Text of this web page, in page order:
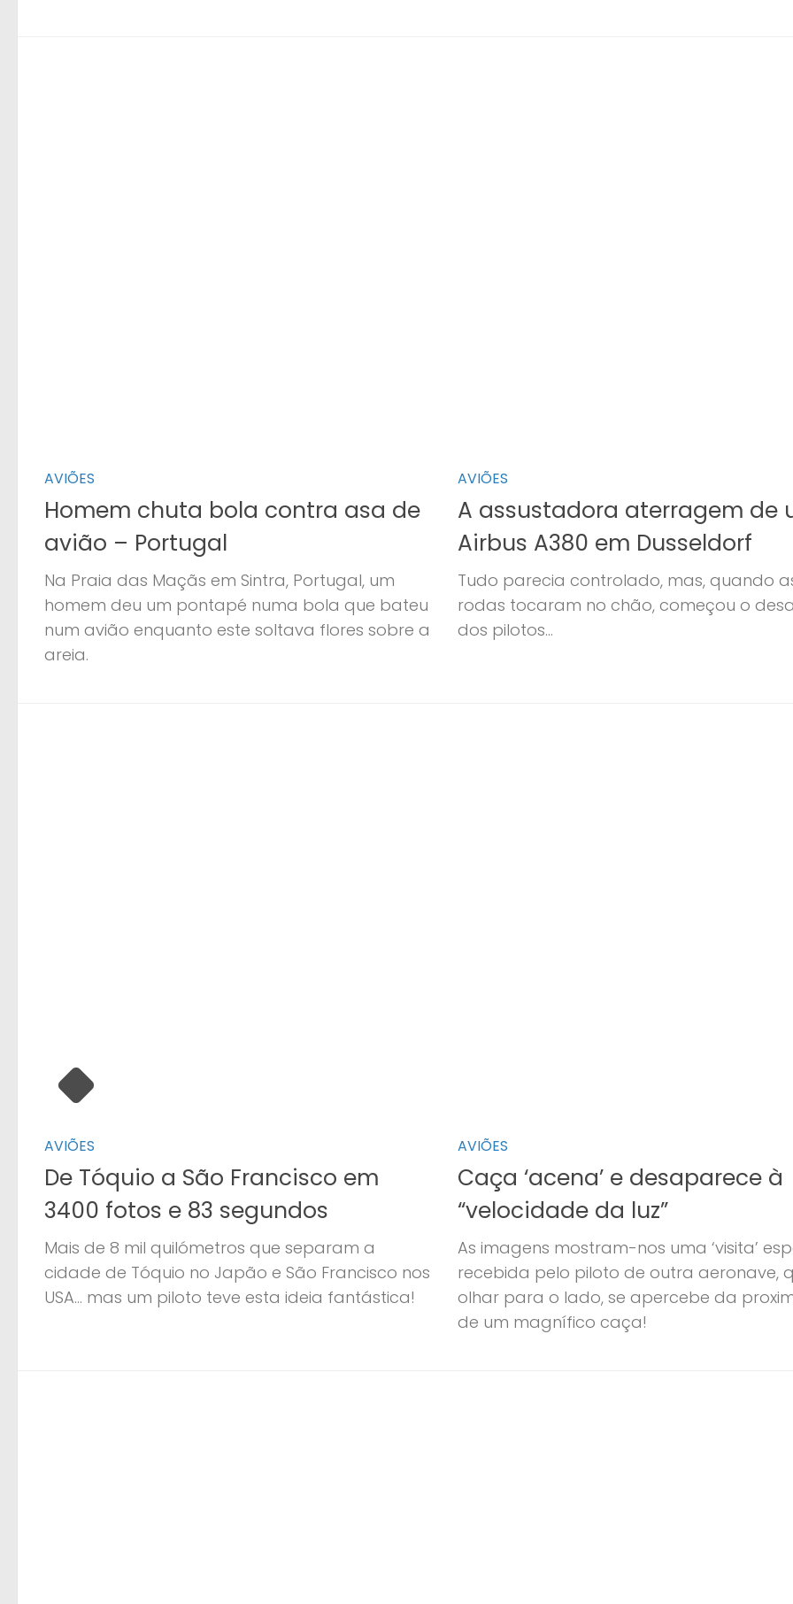
AVIÕES
Homem chuta bola contra asa de
avião – Portugal
Na Praia das Maçãs em Sintra, Portugal, um
homem deu um pontapé numa bola que bateu
num avião enquanto este soltava flores sobre a
areia.
AVIÕES
A assustadora aterragem de
Airbus A380 em Dusseldorf
Tudo parecia controlado, mas, quando
rodas tocaram no chão, começou o
dos pilotos…
AVIÕES
De Tóquio a São Francisco em
3400 fotos e 83 segundos
Mais de 8 mil quilómetros que separam a
cidade de Tóquio no Japão e São Francisco nos
USA… mas um piloto teve esta ideia fantástica!
AVIÕES
Caça ‘acena’ e desaparece à
“velocidade da luz”
As imagens mostram-nos uma ‘visita’
recebida pelo piloto de outra aeronave,
olhar para o lado, se apercebe da
de um magnífico caça!